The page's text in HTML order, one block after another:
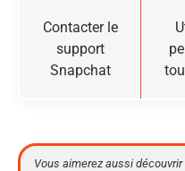
Contacter le
support
Snapchat
Vous aimerez aussi découvrir